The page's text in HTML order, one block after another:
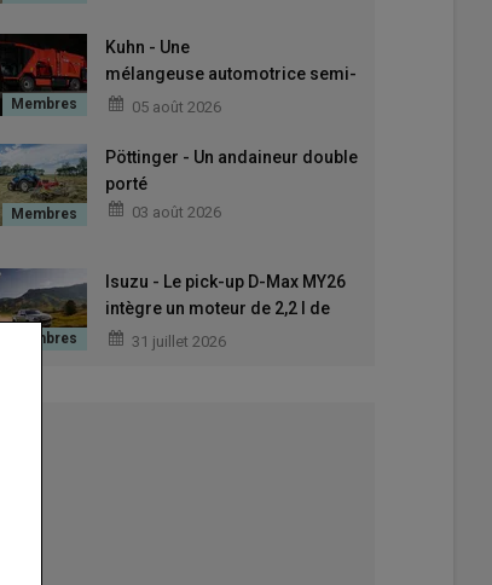
Kuhn - Une
mélangeuse automotrice semi-
autonome avec l’Antea Intense
05 août 2026
Pöttinger - Un andaineur double
porté
03 août 2026
Isuzu - Le pick-up D-Max MY26
intègre un moteur de 2,2 l de
cylindrée
31 juillet 2026